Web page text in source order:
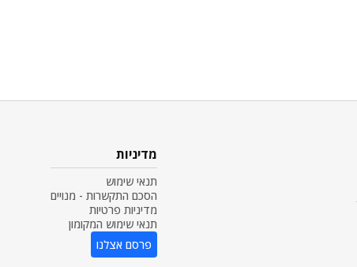
מדיניות
תנאי שימוש
הסכם התקשרות - מנויים
מדיניות פרטיות
תנאי שימוש המקומון
פרסם אצלנו